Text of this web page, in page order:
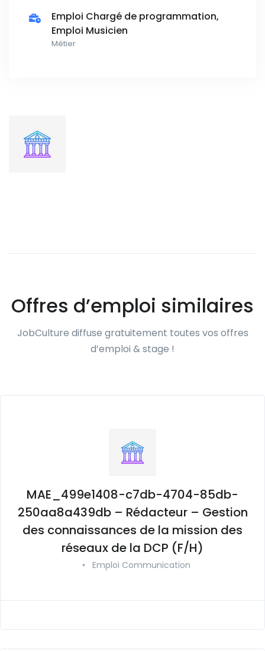
Emploi Chargé de programmation,
Emploi Musicien
Métier
Offres d’emploi similaires
JobCulture diffuse gratuitement toutes vos offres
d’emploi & stage !
MAE_499e1408-c7db-4704-85db-
250aa8a439db – Rédacteur – Gestion
des connaissances de la mission des
réseaux de la DCP (F/H)
• Emploi Communication